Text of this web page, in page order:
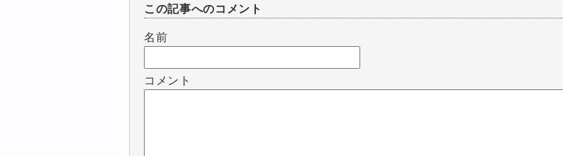
この記事へのコメント
名前
コメント